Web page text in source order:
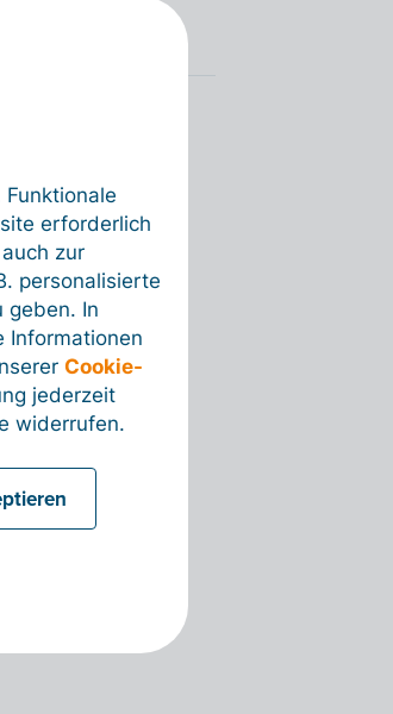
erforderlich
zur
personalisierte
geben. In
Informationen
Cookie-
jederzeit
widerrufen.